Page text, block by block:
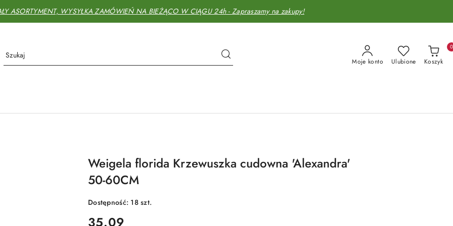
ASORTYMENT, WYSYŁKA ZAMÓWIEŃ NA BIEŻĄCO W CIĄGU 24h - Zapraszamy na zakupy!
Moje konto Ulubione Koszyk
0
Weigela florida Krzewuszka cudowna 'Alexandra'
50-60CM
Dostępność: 18szt.
cena:
35.09